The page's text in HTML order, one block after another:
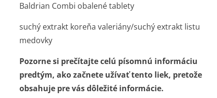
Baldrian Combi obalené tablety
suchý extrakt koreňa valeriány/suchý extrakt listu
medovky
Pozorne si prečítajte celú písomnú informáciu
predtým, ako začnete užívať tento liek, pretože
obsahuje pre vás dôležité informácie.